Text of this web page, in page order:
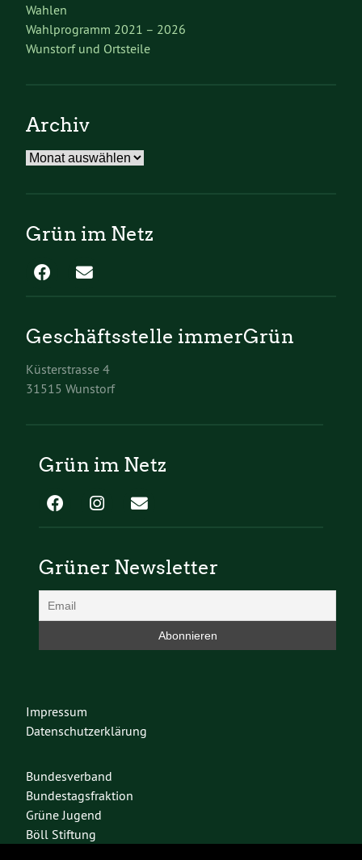
Wahlen
Wahlprogramm 2021 – 2026
Wunstorf und Ortsteile
Archiv
Archiv
Grün im Netz
Geschäftsstelle immerGrün
Küsterstrasse 4
31515 Wunstorf
Grün im Netz
Grüner Newsletter
Impressum
Datenschutzerklärung
Bundesverband
Bundestagsfraktion
Grüne Jugend
Böll Stiftung